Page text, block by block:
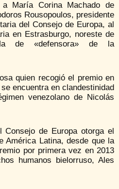
María Corina Machado de
Rousopoulos, presidente
del Consejo de Europa, al
en Estrasburgo, noreste de
de «defensora» de la
quien recogió el premio en
encuentra en clandestinidad
venezolano de Nicolás
de Europa otorga el
América Latina, desde que la
por primera vez en 2013
humanos bielorruso, Ales